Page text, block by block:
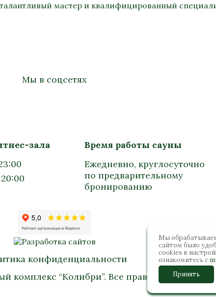
мастер и квалифицированный
Мы в соцсетях
зала
Время работы сауны
Ежедневно, круглосуточно
по предварительному
бронированию
конфиденциальности
комплекс “Колибри”. Все права защищены
Мы
сайтом было
сookies в
ознакомитесь с
Принять